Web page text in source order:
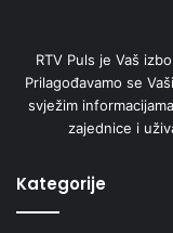
RTV Puls je Vaš
Prilagođavamo se
svježim
zajednice i
Kategorije